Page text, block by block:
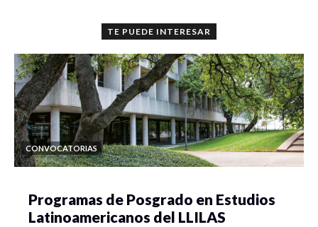
TE PUEDE INTERESAR
CONVOCATORIAS
Programas de Posgrado en Estudios
Latinoamericanos del LLILAS